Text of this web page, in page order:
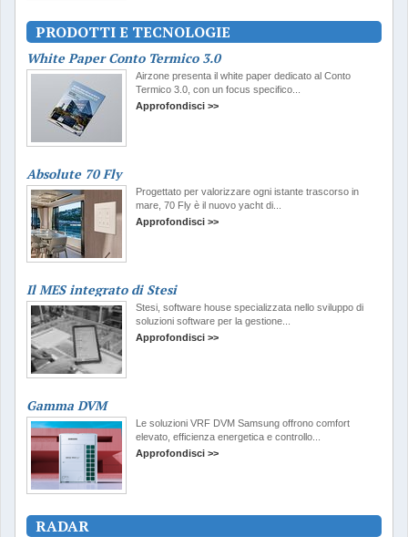
PRODOTTI E TECNOLOGIE
White Paper Conto Termico 3.0
Airzone presenta il white paper dedicato al Conto
Termico 3.0, con un focus specifico...
Approfondisci >>
Absolute 70 Fly
Progettato per valorizzare ogni istante trascorso in
mare, 70 Fly è il nuovo yacht di...
Approfondisci >>
Il MES integrato di Stesi
Stesi, software house specializzata nello sviluppo di
soluzioni software per la gestione...
Approfondisci >>
Gamma DVM
Le soluzioni VRF DVM Samsung offrono comfort
elevato, efficienza energetica e controllo...
Approfondisci >>
RADAR